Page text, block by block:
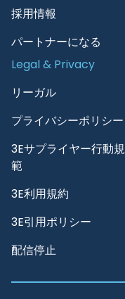
採用情報
パートナーになる
Legal & Privacy
リーガル
プライバシーポリシー
3Eサプライヤー行動規
範
3E利用規約
3E引用ポリシー
配信停止